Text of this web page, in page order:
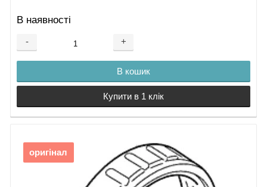
В наявності
- +
В кошик
Купити в 1 клік
оригінал